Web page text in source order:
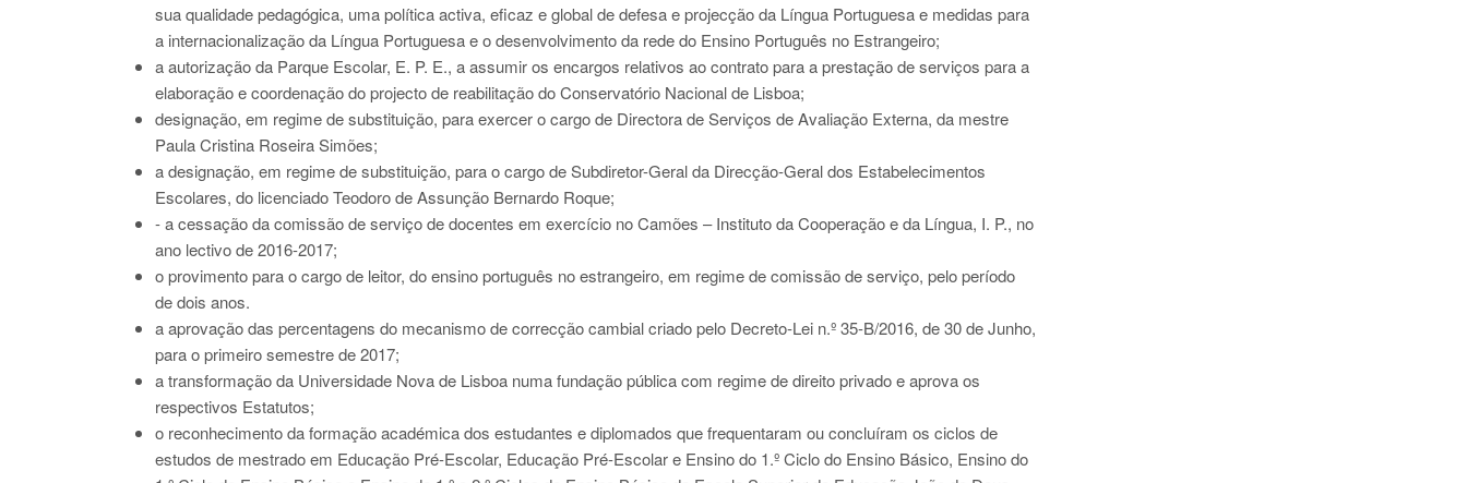
sua qualidade pedagógica, uma política activa, eficaz e global de defesa e projecção da Língua Portuguesa e medidas para
a internacionalização da Língua Portuguesa e o desenvolvimento da rede do Ensino Português no Estrangeiro;
a autorização da Parque Escolar, E. P. E., a assumir os encargos relativos ao contrato para a prestação de serviços para a
elaboração e coordenação do projecto de reabilitação do Conservatório Nacional de Lisboa;
designação, em regime de substituição, para exercer o cargo de Directora de Serviços de Avaliação Externa, da mestre
Paula Cristina Roseira Simões;
a designação, em regime de substituição, para o cargo de Subdiretor-Geral da Direcção-Geral dos Estabelecimentos
Escolares, do licenciado Teodoro de Assunção Bernardo Roque;
- a cessação da comissão de serviço de docentes em exercício no Camões – Instituto da Cooperação e da Língua, I. P., no
ano lectivo de 2016-2017;
o provimento para o cargo de leitor, do ensino português no estrangeiro, em regime de comissão de serviço, pelo período
de dois anos.
a aprovação das percentagens do mecanismo de correcção cambial criado pelo Decreto-Lei n.º 35-B/2016, de 30 de Junho,
para o primeiro semestre de 2017;
a transformação da Universidade Nova de Lisboa numa fundação pública com regime de direito privado e aprova os
respectivos Estatutos;
o reconhecimento da formação académica dos estudantes e diplomados que frequentaram ou concluíram os ciclos de
estudos de mestrado em Educação Pré-Escolar, Educação Pré-Escolar e Ensino do 1.º Ciclo do Ensino Básico, Ensino do